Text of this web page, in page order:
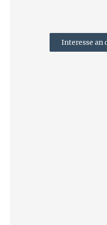
Interesse an